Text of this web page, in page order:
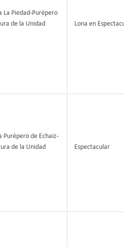
La Piedad-Purépero
de la Unidad
Lona en
Purépero de Echaiz-
de la Unidad
Espectacular